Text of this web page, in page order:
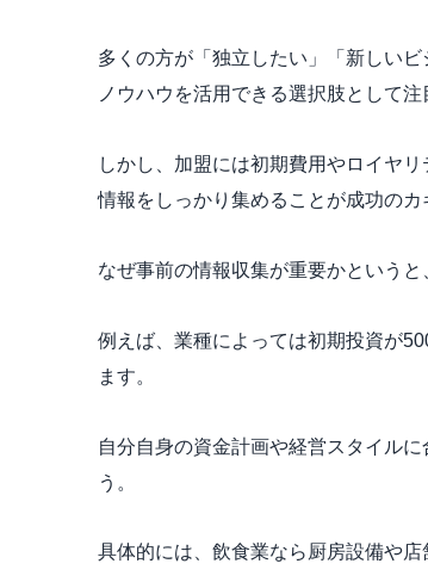
多くの方が「独立したい」「新しい
ノウハウを活用できる選択肢として注
しかし、加盟には初期費用やロイヤ
情報をしっかり集めることが成功のカ
なぜ事前の情報収集が重要かという
例えば、業種によっては初期投資が
ます。
自分自身の資金計画や経営スタイル
う。
具体的には、飲食業なら厨房設備や